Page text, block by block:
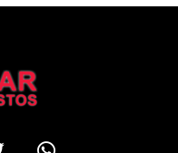
Whatsapp